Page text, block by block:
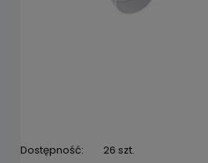
Dostępność:
26 szt.